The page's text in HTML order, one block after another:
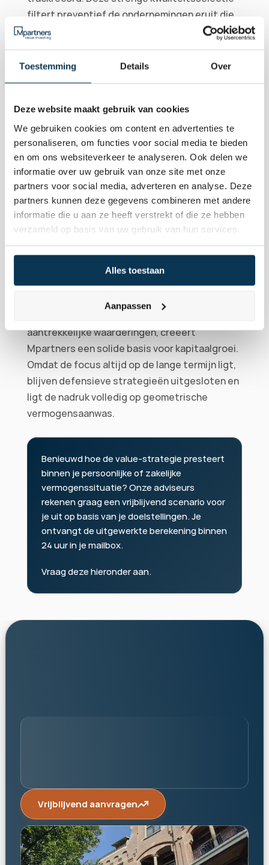
Toestemming Details Over
Deze website maakt gebruik van cookies
We gebruiken cookies om content en advertenties te
personaliseren, om functies voor social media te bieden
en om ons websiteverkeer te analyseren. Ook delen we
informatie over uw gebruik van onze site met onze
partners voor social media, adverteren en analyse. Deze
partners kunnen deze gegevens combineren met andere
informatie die u aan ze heeft verstrekt of die ze hebben
verzameld op basis van uw gebruik van hun services.
Alles toestaan
Aanpassen
filtert preventief de ondernemingen eruit die
tijdens een economische krimp in zwaar weer
terechtkomen.
Margin of Safety
substantieel onder de intrinsieke waarde
noteert. Deze veiligheidsmarge beperkt het
neerwaartse risico aanzienlijk. Het resultaat is
geen defensieve concessie die rendement
kost, maar een doelbewust 'Balanced' of
'Equity' mandaat dat de voorwaarden schept
voor rust en robuuste langetermijngroei.
Koopkrachtbehoud door actieve
waarderingsdiscipline
Voor vermogens vanaf € 300.000 biedt de
standaardmarkt simpelweg onvoldoende
bescherming tegen overwaardering. Door te
aantrekkelijke waarderingen, creëert
Mpartners een solide basis voor kapitaalgroei.
Omdat de focus altijd op de lange termijn ligt,
blijven defensieve strategieën uitgesloten en
ligt de nadruk volledig op geometrische
vermogensaanwas.
Benieuwd hoe de value-strategie presteert
binnen je persoonlijke of zakelijke
vermogenssituatie? Onze adviseurs
rekenen graag een vrijblijvend scenario voor
je uit op basis van je doelstellingen. Je
ontvangt de uitgewerkte berekening binnen
24 uur in je mailbox.
Vraag deze hieronder aan.
Vrijblijvend aanvragen